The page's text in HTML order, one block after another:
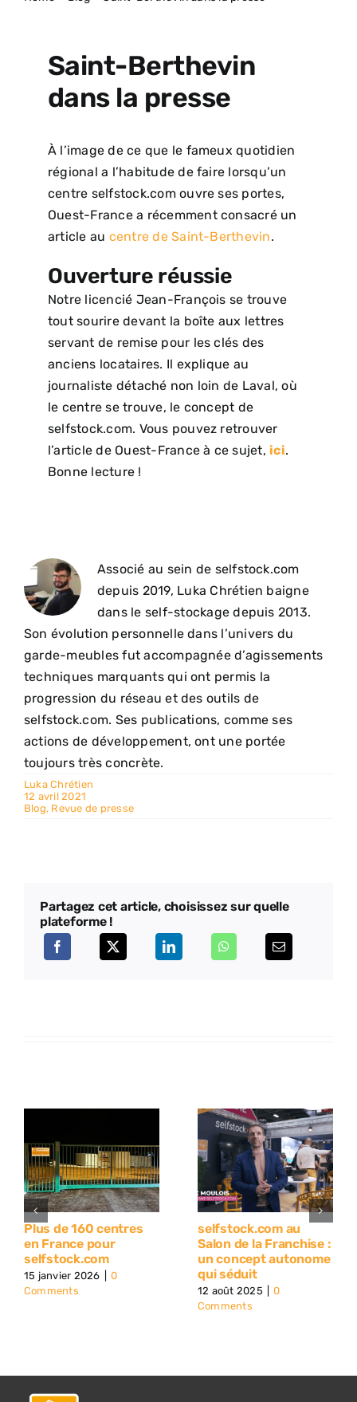
ACTUALITÉS
Saint-Berthevin
dans la presse
À l’image de ce que le fameux quotidien
régional a l’habitude de faire lorsqu’un
centre selfstock.com ouvre ses portes,
Ouest-France a récemment consacré un
article au centre de Saint-Berthevin.
Ouverture réussie
Notre licencié Jean-François se trouve
tout sourire devant la boîte aux lettres
servant de remise pour les clés des
anciens locataires. Il explique au
journaliste détaché non loin de Laval, où
le centre se trouve, le concept de
selfstock.com. Vous pouvez retrouver
l’article de Ouest-France à ce sujet, ici.
Bonne lecture !
Associé au sein de selfstock.com
depuis 2019, Luka Chrétien baigne
dans le self-stockage depuis 2013.
Son évolution personnelle dans l’univers du
garde-meubles fut accompagnée d’agissements
techniques marquants qui ont permis la
progression du réseau et des outils de
selfstock.com. Ses publications, comme ses
actions de développement, ont une portée
toujours très concrète.
Luka Chrétien
12 avril 2021
Blog, Revue de presse
Partagez cet article, choisissez sur quelle
plateforme !
Plus de 160 centres
en France pour
selfstock.com
15 janvier 2026
0
Comments
selfstock.com au
Salon de la Franchise :
un concept autonome
qui séduit
12 août 2025
0
Comments